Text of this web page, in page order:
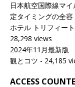
日本航空国際線マ
定タイミングの全容
ホテル トリフィー
28,298 views
2024年11月最新版
観とコツ - 24,185
ACCESS